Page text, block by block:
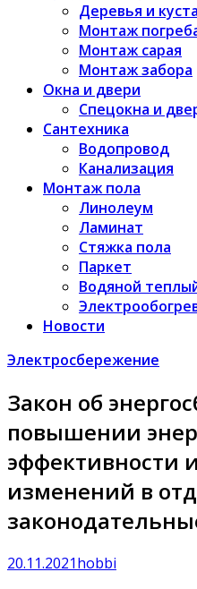
Деревья и
Монтаж
Монтаж сарая
Монтаж забора
Окна и двери
Спецокна и
Сантехника
Водопровод
Канализация
Монтаж пола
Линолеум
Ламинат
Стяжка пола
Паркет
Водяной
Новости
Электросбережение
Закон об
повышении
эффективности
изменений в
20.11.2021hobbi